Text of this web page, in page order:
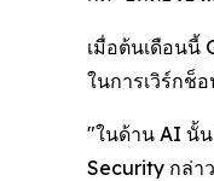
เมื่อต้นเดือนนี้
ในการเวิร์กช็
"ในด้าน AI นั้น
Security กล่า